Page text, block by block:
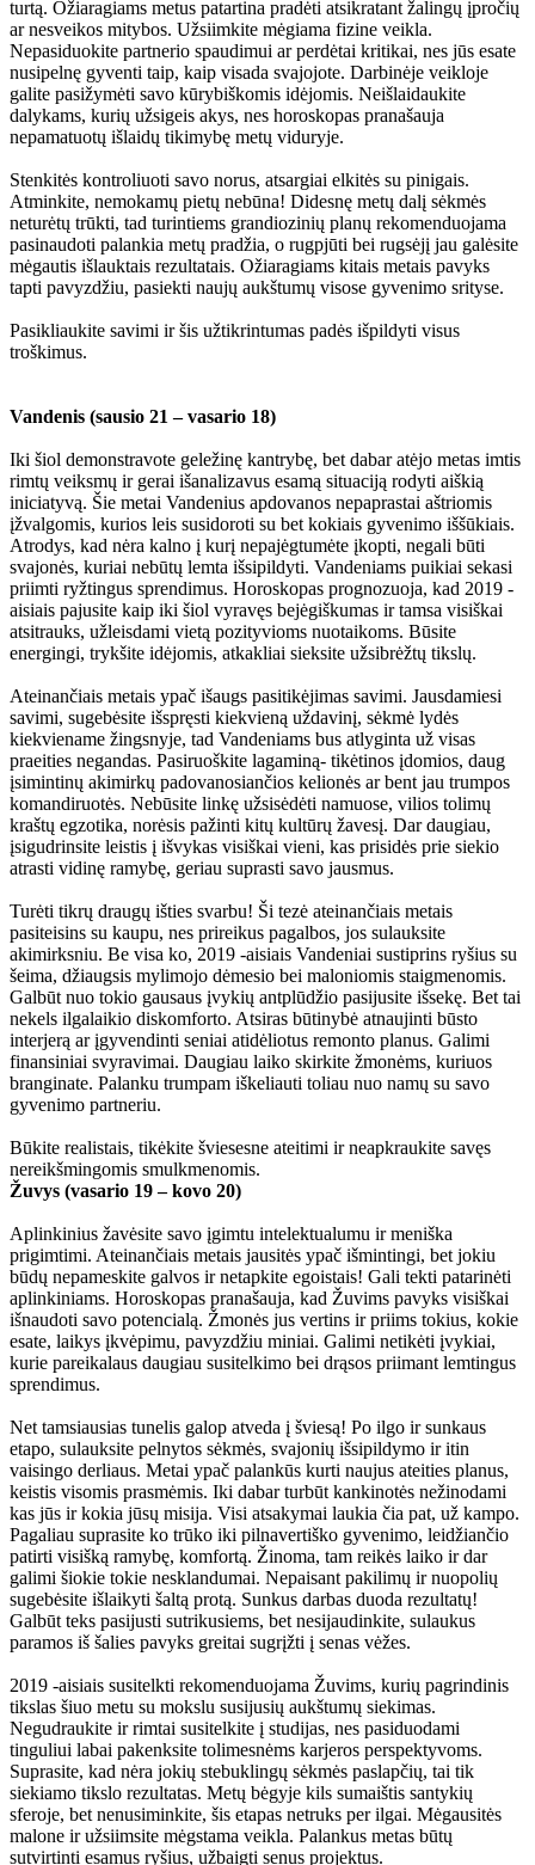
turtą. Ožiaragiams metus patartina pradėti atsikratant žalingų įpročių
ar nesveikos mitybos. Užsiimkite mėgiama fizine veikla.
Nepasiduokite partnerio spaudimui ar perdėtai kritikai, nes jūs esate
nusipelnę gyventi taip, kaip visada svajojote. Darbinėje veikloje
galite pasižymėti savo kūrybiškomis idėjomis. Neišlaidaukite
dalykams, kurių užsigeis akys, nes horoskopas pranašauja
nepamatuotų išlaidų tikimybę metų viduryje.
Stenkitės kontroliuoti savo norus, atsargiai elkitės su pinigais.
Atminkite, nemokamų pietų nebūna! Didesnę metų dalį sėkmės
neturėtų trūkti, tad turintiems grandiozinių planų rekomenduojama
pasinaudoti palankia metų pradžia, o rugpjūti bei rugsėjį jau galėsite
mėgautis išlauktais rezultatais. Ožiaragiams kitais metais pavyks
tapti pavyzdžiu, pasiekti naujų aukštumų visose gyvenimo srityse.
Pasikliaukite savimi ir šis užtikrintumas padės išpildyti visus
troškimus.
Vandenis (sausio 21 – vasario 18)
Iki šiol demonstravote geležinę kantrybę, bet dabar atėjo metas imtis
rimtų veiksmų ir gerai išanalizavus esamą situaciją rodyti aiškią
iniciatyvą. Šie metai Vandenius apdovanos nepaprastai aštriomis
įžvalgomis, kurios leis susidoroti su bet kokiais gyvenimo iššūkiais.
Atrodys, kad nėra kalno į kurį nepajėgtumėte įkopti, negali būti
svajonės, kuriai nebūtų lemta išsipildyti. Vandeniams puikiai sekasi
priimti ryžtingus sprendimus. Horoskopas prognozuoja, kad 2019 -
aisiais pajusite kaip iki šiol vyravęs bejėgiškumas ir tamsa visiškai
atsitrauks, užleisdami vietą pozityvioms nuotaikoms. Būsite
energingi, trykšite idėjomis, atkakliai sieksite užsibrėžtų tikslų.
Ateinančiais metais ypač išaugs pasitikėjimas savimi. Jausdamiesi
savimi, sugebėsite išspręsti kiekvieną uždavinį, sėkmė lydės
kiekviename žingsnyje, tad Vandeniams bus atlyginta už visas
praeities negandas. Pasiruoškite lagaminą- tikėtinos įdomios, daug
įsimintinų akimirkų padovanosiančios kelionės ar bent jau trumpos
komandiruotės. Nebūsite linkę užsisėdėti namuose, vilios tolimų
kraštų egzotika, norėsis pažinti kitų kultūrų žavesį. Dar daugiau,
įsigudrinsite leistis į išvykas visiškai vieni, kas prisidės prie siekio
atrasti vidinę ramybę, geriau suprasti savo jausmus.
Turėti tikrų draugų išties svarbu! Ši tezė ateinančiais metais
pasiteisins su kaupu, nes prireikus pagalbos, jos sulauksite
akimirksniu. Be visa ko, 2019 -aisiais Vandeniai sustiprins ryšius su
šeima, džiaugsis mylimojo dėmesio bei maloniomis staigmenomis.
Galbūt nuo tokio gausaus įvykių antplūdžio pasijusite išsekę. Bet tai
nekels ilgalaikio diskomforto. Atsiras būtinybė atnaujinti būsto
interjerą ar įgyvendinti seniai atidėliotus remonto planus. Galimi
finansiniai svyravimai. Daugiau laiko skirkite žmonėms, kuriuos
branginate. Palanku trumpam iškeliauti toliau nuo namų su savo
gyvenimo partneriu.
Būkite realistais, tikėkite šviesesne ateitimi ir neapkraukite savęs
nereikšmingomis smulkmenomis.
Žuvys (vasario 19 – kovo 20)
Aplinkinius žavėsite savo įgimtu intelektualumu ir meniška
prigimtimi. Ateinančiais metais jausitės ypač išmintingi, bet jokiu
būdų nepameskite galvos ir netapkite egoistais! Gali tekti patarinėti
aplinkiniams. Horoskopas pranašauja, kad Žuvims pavyks visiškai
išnaudoti savo potencialą. Žmonės jus vertins ir priims tokius, kokie
esate, laikys įkvėpimu, pavyzdžiu miniai. Galimi netikėti įvykiai,
kurie pareikalaus daugiau susitelkimo bei drąsos priimant lemtingus
sprendimus.
Net tamsiausias tunelis galop atveda į šviesą! Po ilgo ir sunkaus
etapo, sulauksite pelnytos sėkmės, svajonių išsipildymo ir itin
vaisingo derliaus. Metai ypač palankūs kurti naujus ateities planus,
keistis visomis prasmėmis. Iki dabar turbūt kankinotės nežinodami
kas jūs ir kokia jūsų misija. Visi atsakymai laukia čia pat, už kampo.
Pagaliau suprasite ko trūko iki pilnavertiško gyvenimo, leidžiančio
patirti visišką ramybę, komfortą. Žinoma, tam reikės laiko ir dar
galimi šiokie tokie nesklandumai. Nepaisant pakilimų ir nuopolių
sugebėsite išlaikyti šaltą protą. Sunkus darbas duoda rezultatų!
Galbūt teks pasijusti sutrikusiems, bet nesijaudinkite, sulaukus
paramos iš šalies pavyks greitai sugrįžti į senas vėžes.
2019 -aisiais susitelkti rekomenduojama Žuvims, kurių pagrindinis
tikslas šiuo metu su mokslu susijusių aukštumų siekimas.
Negudraukite ir rimtai susitelkite į studijas, nes pasiduodami
tinguliui labai pakenksite tolimesnėms karjeros perspektyvoms.
Suprasite, kad nėra jokių stebuklingų sėkmės paslapčių, tai tik
siekiamo tikslo rezultatas. Metų bėgyje kils sumaištis santykių
sferoje, bet nenusiminkite, šis etapas netruks per ilgai. Mėgausitės
malone ir užsiimsite mėgstama veikla. Palankus metas būtų
sutvirtinti esamus ryšius, užbaigti senus projektus.